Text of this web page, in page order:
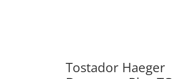
Tostador Haeger